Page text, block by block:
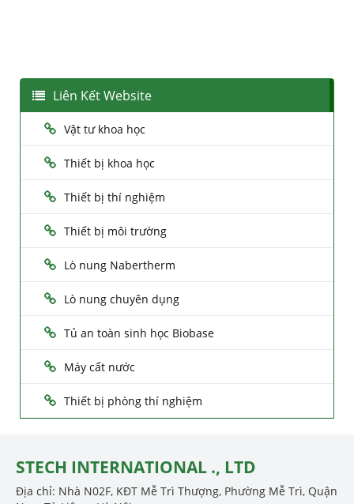
Liên Kết Website
Vật tư khoa học
Thiết bị khoa học
Thiết bị thí nghiệm
Thiết bị môi trường
Lò nung Nabertherm
Lò nung chuyên dụng
Tủ an toàn sinh học Biobase
Máy cất nước
Thiết bị phòng thí nghiệm
STECH INTERNATIONAL ., LTD
Địa chỉ: Nhà N02F, KĐT Mễ Trì Thượng, Phường Mễ Trì, Quận